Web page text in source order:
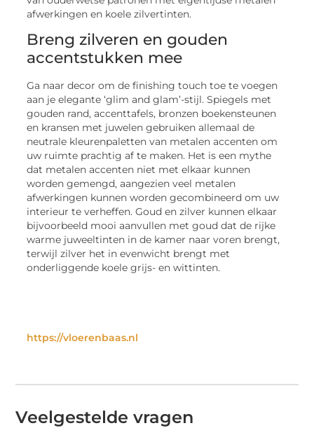
afwerkingen en koele zilvertinten.
Breng zilveren en gouden
accentstukken mee
Ga naar decor om de finishing touch toe te voegen
aan je elegante ‘glim and glam’-stijl. Spiegels met
gouden rand, accenttafels, bronzen boekensteunen
en kransen met juwelen gebruiken allemaal de
neutrale kleurenpaletten van metalen accenten om
uw ruimte prachtig af te maken. Het is een mythe
dat metalen accenten niet met elkaar kunnen
worden gemengd, aangezien veel metalen
afwerkingen kunnen worden gecombineerd om uw
interieur te verheffen. Goud en zilver kunnen elkaar
bijvoorbeeld mooi aanvullen met goud dat de rijke
warme juweeltinten in de kamer naar voren brengt,
terwijl zilver het in evenwicht brengt met
onderliggende koele grijs- en wittinten.
https://vloerenbaas.nl
Veelgestelde vragen